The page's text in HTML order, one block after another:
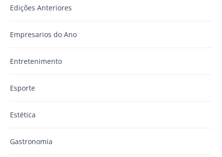
Edições Anteriores
Empresarios do Ano
Entretenimento
Esporte
Estética
Gastronomia